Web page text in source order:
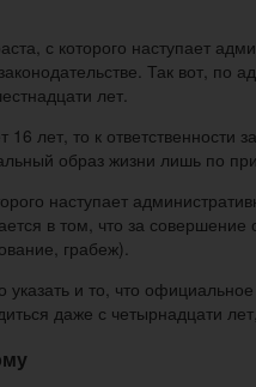
с которого наступает
Так вот, по
лет.
16 лет, то к
образ жизни лишь по
наступает
в том, что за
грабеж).
указать и то, что
даже с четырнадцати